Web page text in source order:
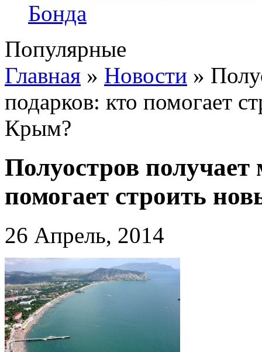
Бонда
Популярные
Главная » Новости »
подарков: кто помогает
Крым?
Полуостров
помогает строить
26 Апрель, 2014